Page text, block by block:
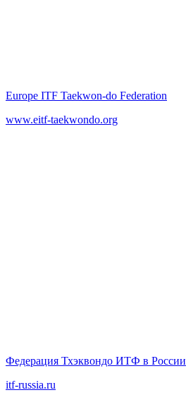
Europe ITF Taekwon-do Federation
www.eitf-taekwondo.org
Федерация Тхэквондо ИТФ в России
itf-russia.ru